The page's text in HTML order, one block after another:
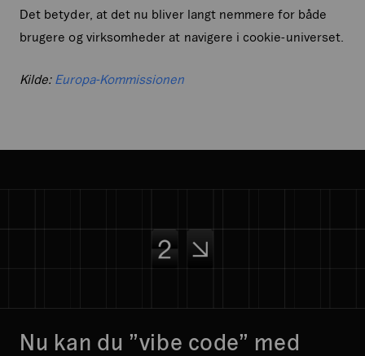
Det betyder, at det nu bliver langt nemmere for både
brugere og virksomheder at navigere i cookie-universet.
Kilde: Europa-Kommissionen
Nu kan du ”vibe code” med